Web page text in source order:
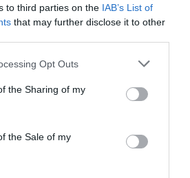
to third parties on the IAB’s List of
that may further disclose it to other
app uses one or more Google
usage behaviour. You may click to
Google and its third-party tags to
specified purposes in below Google
Opt Outs
the Sharing of my
the Sale of my
Következő bejegyzés